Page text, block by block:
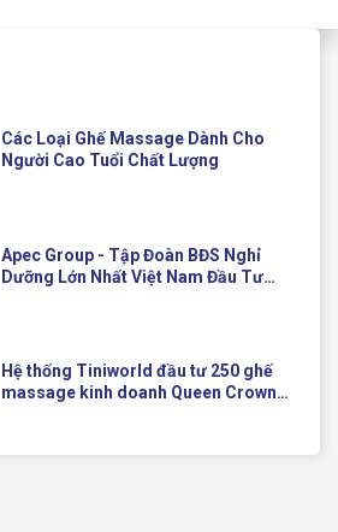
Các Loại Ghế Massage Dành Cho
Người Cao Tuổi Chất Lượng
Apec Group - Tập Đoàn BĐS Nghỉ
Dưỡng Lớn Nhất Việt Nam Đầu Tư
Hệ thống Tiniworld đầu tư 250 ghế
massage kinh doanh Queen Crown